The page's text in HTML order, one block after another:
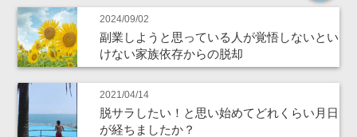
2024/09/02
副業しようと思っている人が覚悟しないとい
けない家族依存からの脱却
2021/04/14
脱サラしたい！と思い始めてどれくらい月日
が経ちましたか？